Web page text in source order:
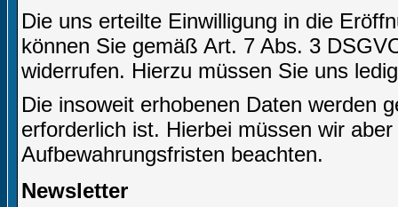
Die uns erteilte Einwilligung in die
können Sie gemäß Art. 7 Abs. 3
widerrufen. Hierzu müssen Sie uns
Die insoweit erhobenen Daten werden
erforderlich ist. Hierbei müssen wir
Aufbewahrungsfristen beachten.
Newsletter